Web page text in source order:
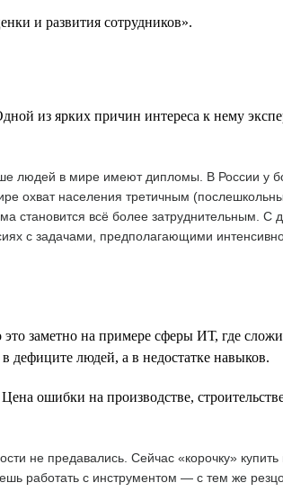
и развития сотрудников».
из ярких причин интереса к нему
людей в мире имеют дипломы. В России у
населения третичным
становится всё более затруднительным. С
с задачами, предполагающими
заметно на примере сферы ИТ, где
дефиците людей, а в недостатке навыков.
ошибки на производстве,
не предавались. Сейчас «корочку»
работать с инструментом — с тем же